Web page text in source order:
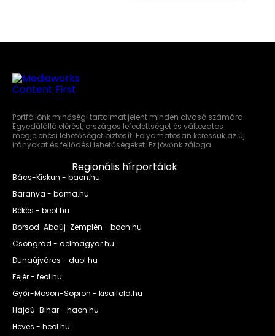
Portfóliónk minőségi tartalmat jelent minden olvasó számára.
Egyedülálló elérést, országos lefedettséget és változatos
megjelenési lehetőséget biztosít. Folyamatosan keressük az új
irányokat és fejlődési lehetőségeket. Ez jövőnk záloga.
Regionális hírportálok
Bács-Kiskun - baon.hu
Baranya - bama.hu
Békés - beol.hu
Borsod-Abaúj-Zemplén - boon.hu
Csongrád - delmagyar.hu
Dunaújváros - duol.hu
Fejér - feol.hu
Győr-Moson-Sopron - kisalfold.hu
Hajdú-Bihar - haon.hu
Heves - heol.hu